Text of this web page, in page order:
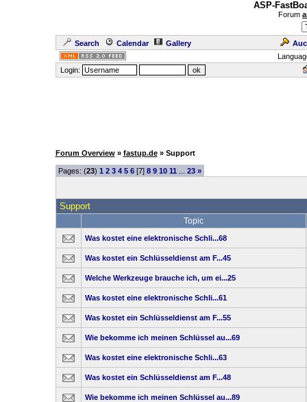
ASP-
Forum
Search Calendar Gallery
Login:
Forum Overview » fastup.de » Support
Pages: (23) 1 2 3 4 5 6[7] 8 9 10 11 23 »
Support
Topic
Was kostet eine elektronische Schli...68
Was kostet ein Schlüsseldienst am F...45
Welche Werkzeuge brauche ich, um ei...25
Was kostet eine elektronische Schli...61
Was kostet ein Schlüsseldienst am F...55
Wie bekomme ich meinen Schlüssel au...69
Was kostet eine elektronische Schli...63
Was kostet ein Schlüsseldienst am F...48
Wie bekomme ich meinen Schlüssel au...89